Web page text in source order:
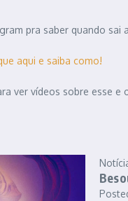
pra saber quando sai
aqui e saiba como!
ver vídeos sobre esse e